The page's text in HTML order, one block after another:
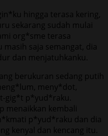
hingga terasa kering,
sekarang sudah mulai
org*sme terasa
saja semangat, dia
dan menjatuhkanku.
berukuran sedang putih
meny*dot,
gig*t p*yud*raku.
kembali
p*yud*raku dan dia
kenyal dan kencang itu.